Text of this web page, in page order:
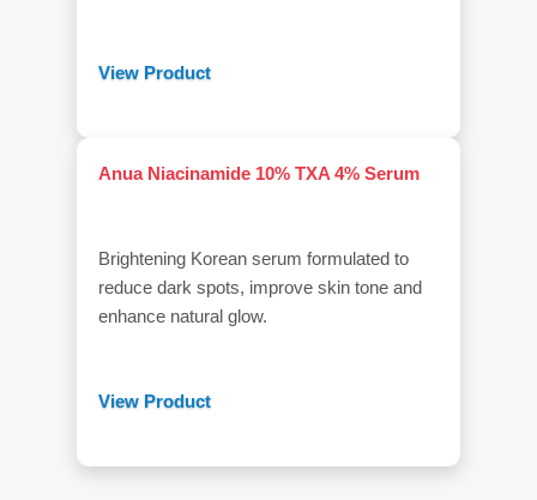
View Product
Anua Niacinamide 10% TXA 4% Serum
Brightening Korean serum formulated to
reduce dark spots, improve skin tone and
enhance natural glow.
View Product